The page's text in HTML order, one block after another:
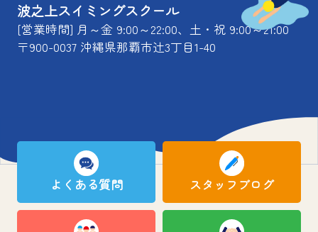
波之上スイミングスクール
[営業時間] 月～金 9:00～22:00、土・祝 9:00～21:00
〒900-0037 沖縄県那覇市辻3丁目1-40
よくある質問 スタッフブログ